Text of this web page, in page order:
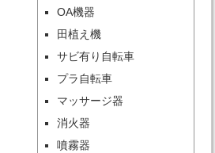
OA機器
田植え機
サビ有り自転車
プラ自転車
マッサージ器
消火器
噴霧器